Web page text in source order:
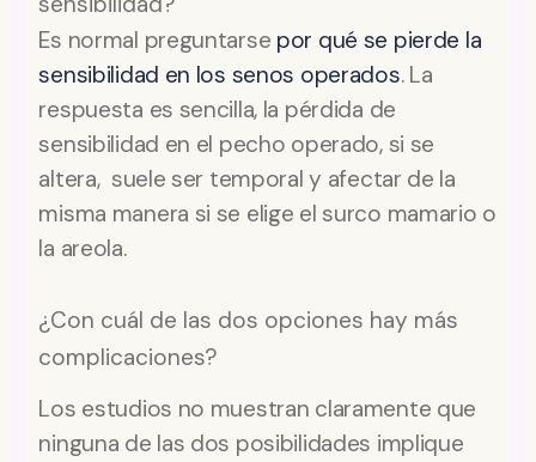
Es normal preguntarse por qué se pierde la
sensibilidad en los senos operados. La
respuesta es sencilla, la pérdida de
sensibilidad en el pecho operado, si se
altera, suele ser temporal y afectar de la
misma manera si se elige el surco mamario o
la areola.
¿Con cuál de las dos opciones hay más
complicaciones?
Los estudios no muestran claramente que
ninguna de las dos posibilidades implique